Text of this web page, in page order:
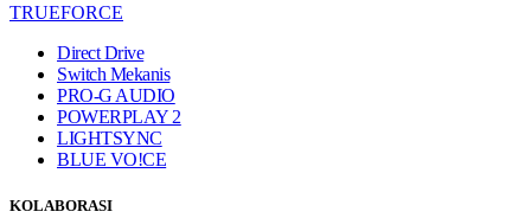
TRUEFORCE
Direct Drive
Switch Mekanis
PRO-G AUDIO
POWERPLAY 2
LIGHTSYNC
BLUE VO!CE
KOLABORASI